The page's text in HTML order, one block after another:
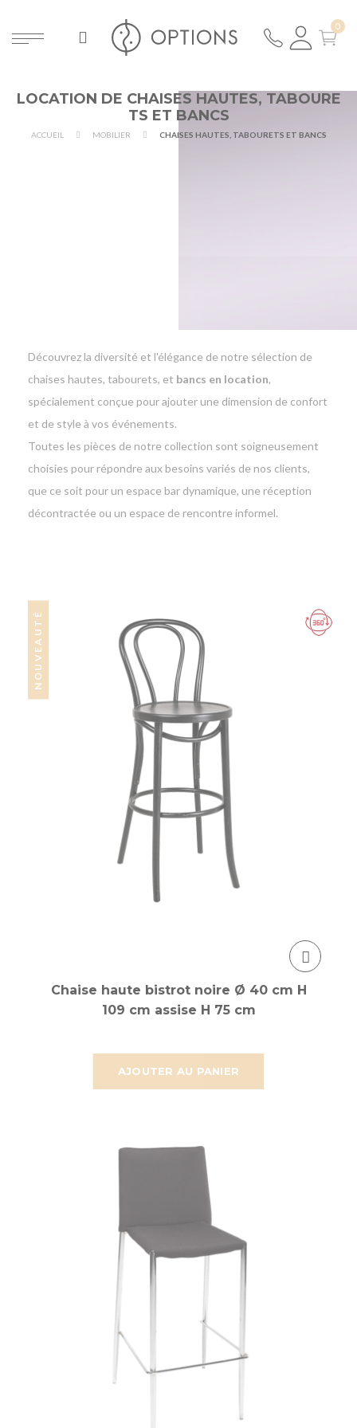
LOCATION DE CHAISES HAUTES, TABOURE
TS ET BANCS
ACCUEIL MOBILIER CHAISES HAUTES, TABOURETS ET BANCS
Découvrez la diversité et l'élégance de notre sélection de
chaises hautes, tabourets, et bancs en location,
spécialement conçue pour ajouter une dimension de confort
et de style à vos événements.
Toutes les pièces de notre collection sont soigneusement
choisies pour répondre aux besoins variés de nos clients,
que ce soit pour un espace bar dynamique, une réception
décontractée ou un espace de rencontre informel.
NOUVEAUTÉ
AJOUTER AU PANIER
Chaise haute bistrot noire Ø 40 cm H
109 cm assise H 75 cm